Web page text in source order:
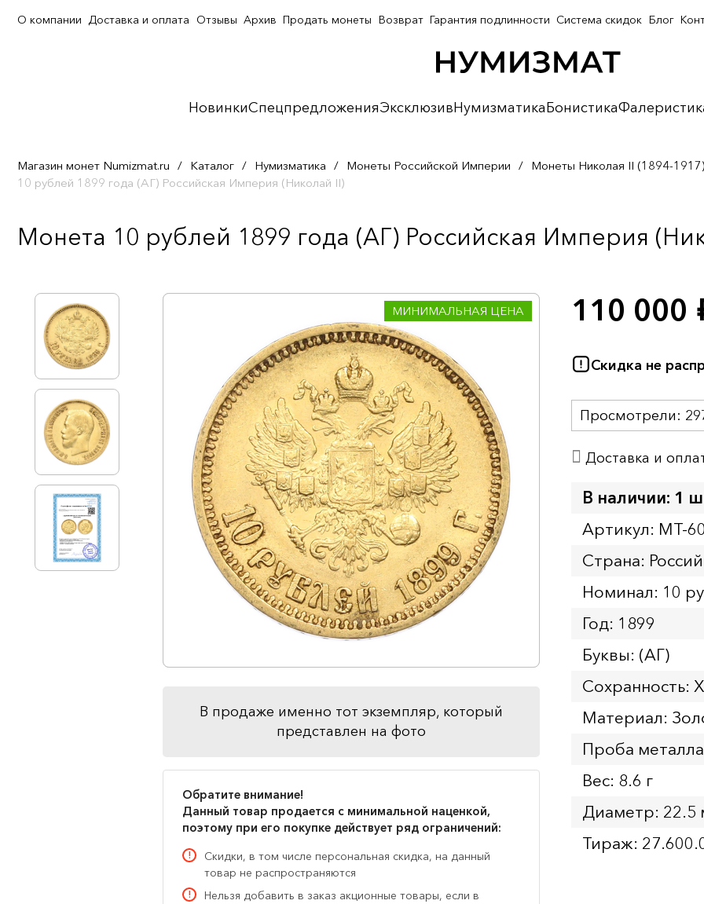
НовинкиСпецпредложенияЭксклюзивНумизматикаБонистика
О компании Доставка и оплата Отзывы Архив Продать монеты Возврат Гарантия подлинности Система скидок Блог
Магазин монет Numizmat.ru / Каталог / Нумизматика / Монеты Российской Империи / Монеты Николая II (1894-1917)
10 рублей 1899 года (АГ) Российская Империя (Николай II)
Монета 10 рублей 1899 года (АГ) Российская Империя
МИНИМАЛЬНАЯ ЦЕНА
В продаже именно тот экземпляр, который
представлен на фото
Обратите внимание!
Данный товар продается с минимальной наценкой,
поэтому при его покупке действует ряд ограничений:
Скидки, в том числе персональная скидка, на данный
товар не распространяются
Нельзя добавить в заказ акционные товары, если в
110 000
Скидка не
Просмотрели:
Доставка и
В наличии: 1
Артикул: MT-
Страна:
Номинал: 10
Год: 1899
Буквы: (АГ)
Сохранность:
Материал:
Проба
Вес: 8.6 г
Диаметр: 22.5
Тираж: